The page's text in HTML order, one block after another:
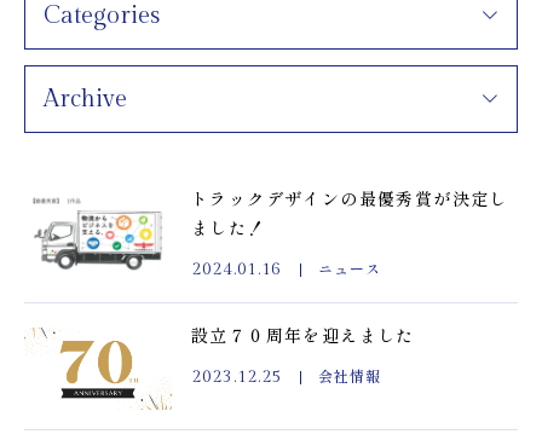
トラックデザインの最優秀賞が決定し
ました！
2024.01.16 ニュース
設立７０周年を迎えました
2023.12.25 会社情報
Categories
Archive